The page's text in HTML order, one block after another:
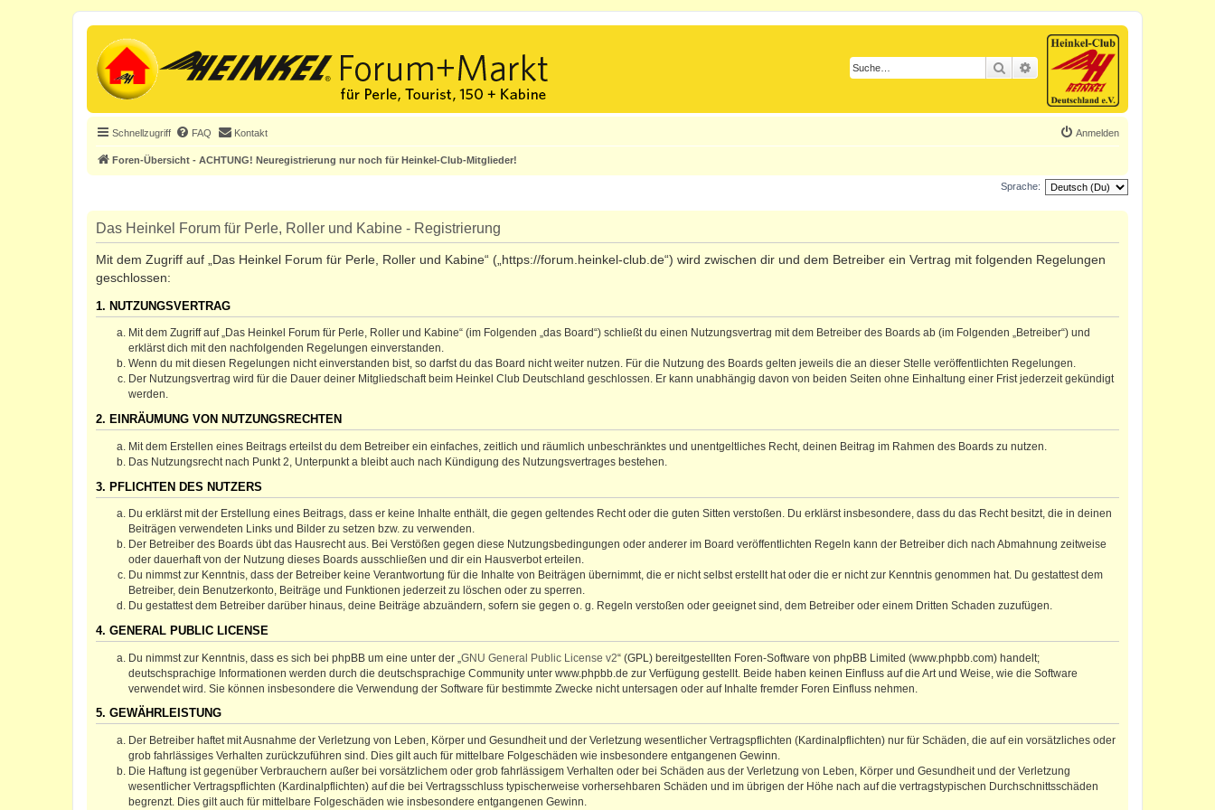
Suche Erweiterte Suche
Schnellzugriff FAQ Kontakt Anmelden
Foren-Übersicht - ACHTUNG! Neuregistrierung nur noch für Heinkel-Club-Mitglieder!
Sprache:
Das Heinkel Forum für Perle, Roller und Kabine - Registrierung
Mit dem Zugriff auf „Das Heinkel Forum für Perle, Roller und Kabine“ („https://forum.heinkel-club.de“) wird zwischen dir und dem Betreiber ein Vertrag mit folgenden Regelungen
geschlossen:
1. NUTZUNGSVERTRAG
Mit dem Zugriff auf „Das Heinkel Forum für Perle, Roller und Kabine“ (im Folgenden „das Board“) schließt du einen Nutzungsvertrag mit dem Betreiber des Boards ab (im Folgenden „Betreiber“) und
erklärst dich mit den nachfolgenden Regelungen einverstanden.
Wenn du mit diesen Regelungen nicht einverstanden bist, so darfst du das Board nicht weiter nutzen. Für die Nutzung des Boards gelten jeweils die an dieser Stelle veröffentlichten Regelungen.
Der Nutzungsvertrag wird für die Dauer deiner Mitgliedschaft beim Heinkel Club Deutschland geschlossen. Er kann unabhängig davon von beiden Seiten ohne Einhaltung einer Frist jederzeit gekündigt
werden.
2. EINRÄUMUNG VON NUTZUNGSRECHTEN
Mit dem Erstellen eines Beitrags erteilst du dem Betreiber ein einfaches, zeitlich und räumlich unbeschränktes und unentgeltliches Recht, deinen Beitrag im Rahmen des Boards zu nutzen.
Das Nutzungsrecht nach Punkt 2, Unterpunkt a bleibt auch nach Kündigung des Nutzungsvertrages bestehen.
3. PFLICHTEN DES NUTZERS
Du erklärst mit der Erstellung eines Beitrags, dass er keine Inhalte enthält, die gegen geltendes Recht oder die guten Sitten verstoßen. Du erklärst insbesondere, dass du das Recht besitzt, die in deinen
Beiträgen verwendeten Links und Bilder zu setzen bzw. zu verwenden.
Der Betreiber des Boards übt das Hausrecht aus. Bei Verstößen gegen diese Nutzungsbedingungen oder anderer im Board veröffentlichten Regeln kann der Betreiber dich nach Abmahnung zeitweise
oder dauerhaft von der Nutzung dieses Boards ausschließen und dir ein Hausverbot erteilen.
Du nimmst zur Kenntnis, dass der Betreiber keine Verantwortung für die Inhalte von Beiträgen übernimmt, die er nicht selbst erstellt hat oder die er nicht zur Kenntnis genommen hat. Du gestattest dem
Betreiber, dein Benutzerkonto, Beiträge und Funktionen jederzeit zu löschen oder zu sperren.
Du gestattest dem Betreiber darüber hinaus, deine Beiträge abzuändern, sofern sie gegen o. g. Regeln verstoßen oder geeignet sind, dem Betreiber oder einem Dritten Schaden zuzufügen.
4. GENERAL PUBLIC LICENSE
Du nimmst zur Kenntnis, dass es sich bei phpBB um eine unter der „ GNU General Public License v2“ (GPL) bereitgestellten Foren-Software von phpBB Limited (www.phpbb.com) handelt;
deutschsprachige Informationen werden durch die deutschsprachige Community unter www.phpbb.de zur Verfügung gestellt. Beide haben keinen Einfluss auf die Art und Weise, wie die Software
verwendet wird. Sie können insbesondere die Verwendung der Software für bestimmte Zwecke nicht untersagen oder auf Inhalte fremder Foren Einfluss nehmen.
5. GEWÄHRLEISTUNG
Der Betreiber haftet mit Ausnahme der Verletzung von Leben, Körper und Gesundheit und der Verletzung wesentlicher Vertragspflichten (Kardinalpflichten) nur für Schäden, die auf ein vorsätzliches oder
grob fahrlässiges Verhalten zurückzuführen sind. Dies gilt auch für mittelbare Folgeschäden wie insbesondere entgangenen Gewinn.
Die Haftung ist gegenüber Verbrauchern außer bei vorsätzlichem oder grob fahrlässigem Verhalten oder bei Schäden aus der Verletzung von Leben, Körper und Gesundheit und der Verletzung
wesentlicher Vertragspflichten (Kardinalpflichten) auf die bei Vertragsschluss typischerweise vorhersehbaren Schäden und im übrigen der Höhe nach auf die vertragstypischen Durchschnittsschäden
begrenzt. Dies gilt auch für mittelbare Folgeschäden wie insbesondere entgangenen Gewinn.